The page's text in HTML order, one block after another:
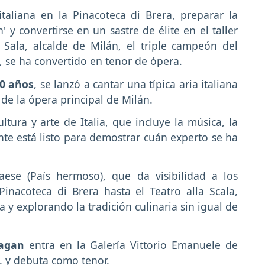
en la Pinacoteca di Brera, preparar la
y convertirse en un sastre de élite en el taller
alcalde de Milán, el triple campeón del
ha convertido en tenor de ópera.
años, se lanzó a cantar una típica aria italiana
la ópera principal de Milán.
y arte de Italia, que incluye la música, la
está listo para demostrar cuán experto se ha
(País hermoso), que da visibilidad a los
di Brera hasta el Teatro alla Scala,
y explorando la tradición culinaria sin igual de
entra en la Galería Vittorio Emanuele de
y debuta como tenor.